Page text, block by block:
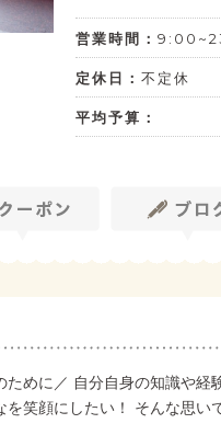
営業時間：
定休日： 不定休
平均予算：
ために／ 自分自身の知識や
を笑顔にしたい！ そんな思